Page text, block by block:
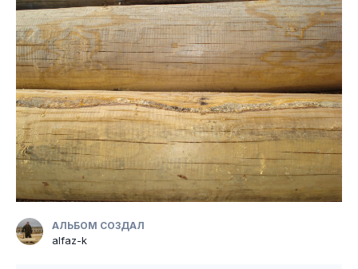
АЛЬБОМ СОЗДАЛ
alfaz-k